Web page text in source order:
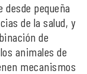
desde pequeña
de la salud, y
de
animales de
mecanismos